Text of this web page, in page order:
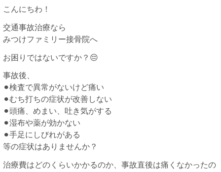
こんにちわ！
交通事故治療なら
みつけファミリー接骨院へ
お困りではないですか？😔
事故後、
⚫︎検査で異常がないけど痛い
⚫︎むち打ちの症状が改善しない
⚫︎頭痛、めまい、吐き気がする
⚫︎湿布や薬が効かない
⚫︎手足にしびれがある
等の症状はありませんか？
治療費はどのくらいかかるのか、事故直後は痛くなかったの